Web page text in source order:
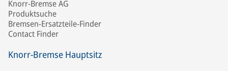
Knorr-Bremse AG
Produktsuche
Bremsen-Ersatzteile-Finder
Contact Finder
Knorr-Bremse Hauptsitz